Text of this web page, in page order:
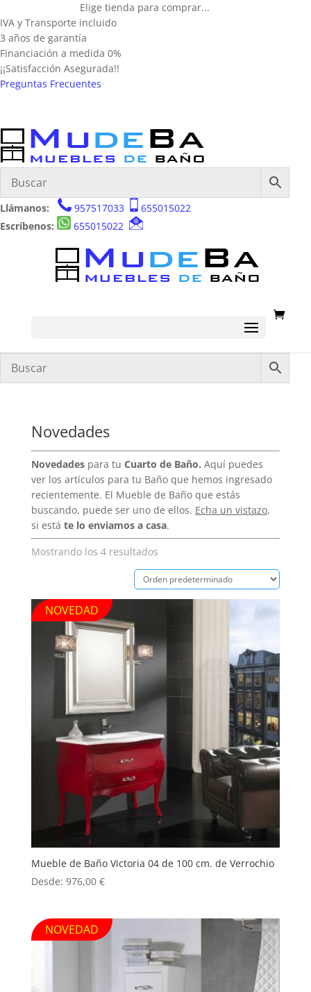
Elige tienda para comprar...
IVA y Transporte incluido
3 años de garantía
Financiación a medida 0%
¡¡Satisfacción Asegurada!!
Preguntas Frecuentes
Llámanos: 957517033
655015022
Escríbenos:
655015022
Novedades
Novedadespara tu Cuarto de Baño. Aquí puedes
ver los artículos para tu Baño que hemos ingresado
recientemente. El Mueble de Baño que estás
buscando, puede ser uno de ellos. Echa un vistazo,
si está te lo enviamos a casa.
Mostrando los 4 resultados
NOVEDAD
Mueble de Baño Victoria 04 de 100 cm. de Verrochio
Desde: 976,00 €
NOVEDAD